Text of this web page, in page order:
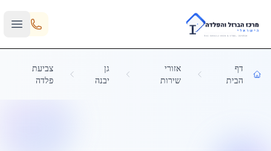
Skip to main content
דף
הבית
אזורי
שירות
גן
יבנה
צביעת
פלדה